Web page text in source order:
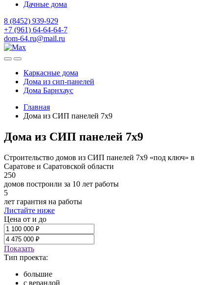
Дачные дома
8 (8452) 939-929
+7 (961) 64-64-64-7
dom-64.ru@mail.ru
Каркасные дома
Дома из сип-панелей
Дома Барнхаус
Главная
Дома из СИП панелей 7x9
Дома из СИП панелей 7x9
Строительство домов из СИП панелей 7х9 «под ключ» в
Саратове и Саратовской области
250
домов построили за 10 лет работы
5
лет гарантия на работы
Листайте ниже
Цена от и до
Показать
Тип проекта:
большие
с верандой